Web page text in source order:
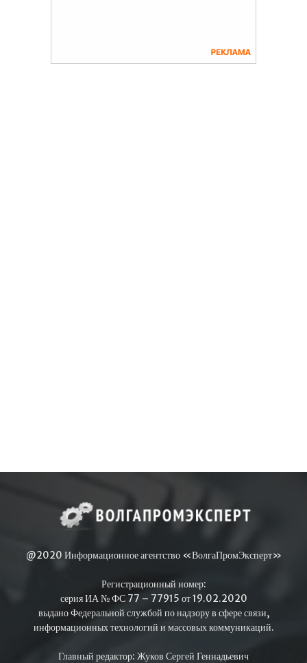
@2020 Информационное агентство «ВолгаПромЭксперт»
Регистрационный номер:
серия ИА № ФС 77 – 77915 от 19.02.2020
выдано Федеральной службой по надзору в сфере связи,
информационных технологий и массовых коммуникаций.
Главный редактор: Жуков Сергей Геннадьевич